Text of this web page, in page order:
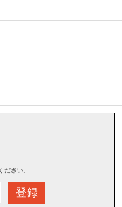
さい。
登録